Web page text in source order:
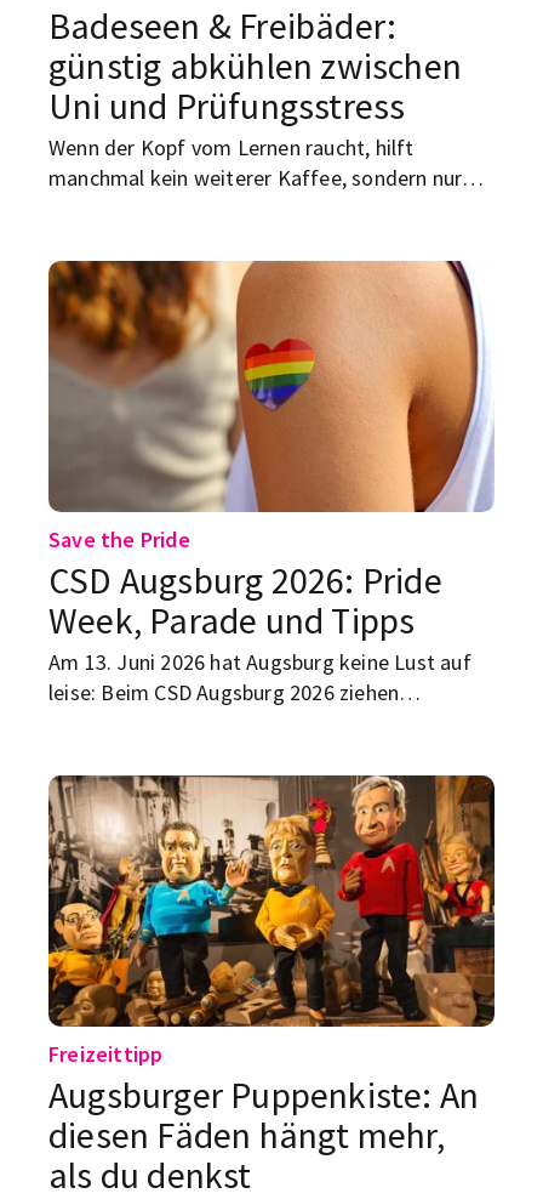
Badeseen & Freibäder:
günstig abkühlen zwischen
Uni und Prüfungsstress
Wenn der Kopf vom Lernen raucht, hilft
manchmal kein weiterer Kaffee, sondern nur
und deine Prüfungsrealität für ein paar Stunden
ausblenden kannst. Von kostenlosen Badeseen
bis zu Freibädern mit Studierendenrabatt: Hier
kommt dein Sommer-Guide für die beste
Abkühlung zwischen Uni, Nebenjob und
Klausuren.
Save the Pride
CSD Augsburg 2026: Pride
Week, Parade und Tipps
Am 13. Juni 2026 hat Augsburg keine Lust auf
leise: Beim CSD Augsburg 2026 ziehen
Christopher Street Day läuft schon ab dem 5.
Juni die Pride Week Augsburg – mit
Veranstaltungen, Community und allem, was
zeigt: Vielfalt ist hier kein Randthema. Hier
kommt dein Überblick zu Datum, Motto,
Parade, Straßenfest und den wichtigsten Tipps
für den CSD in Augsburg.
Freizeittipp
Augsburger Puppenkiste: An
diesen Fäden hängt mehr,
als du denkst